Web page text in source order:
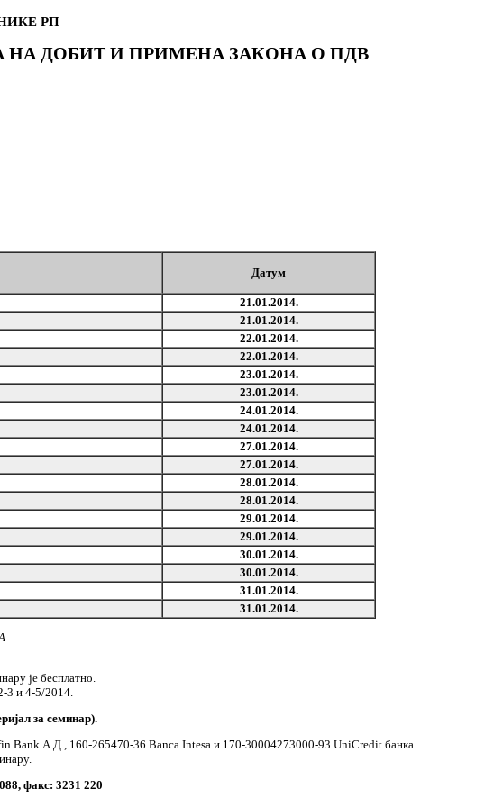
РП
ДОБИТ И ПРИМЕНА ЗАКОНА О ПДВ
Датум
21.01.2014.
21.01.2014.
22.01.2014.
22.01.2014.
23.01.2014.
23.01.2014.
24.01.2014.
24.01.2014.
27.01.2014.
27.01.2014.
28.01.2014.
28.01.2014.
29.01.2014.
29.01.2014.
30.01.2014.
30.01.2014.
31.01.2014.
31.01.2014.
је бесплатно.
3 и 4-5/2014.
за семинар).
Bank А.Д., 160-265470-36 Banca Intesa и 170-30004273000-93 UniCredit банка.
факс: 3231 220